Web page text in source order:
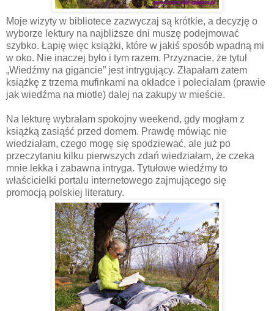
Moje wizyty w bibliotece zazwyczaj są krótkie, a decyzję o
wyborze lektury na najbliższe dni muszę podejmować
szybko. Łapię więc książki, które w jakiś sposób wpadną mi
w oko. Nie inaczej było i tym razem. Przyznacie, że tytuł
„Wiedźmy na gigancie” jest intrygujący. Złapałam zatem
książkę z trzema mufinkami na okładce i poleciałam (prawie
jak wiedźma na miotle) dalej na zakupy w mieście.
Na lekturę wybrałam spokojny weekend, gdy mogłam z
książką zasiąść przed domem. Prawdę mówiąc nie
wiedziałam, czego mogę się spodziewać, ale już po
przeczytaniu kilku pierwszych zdań wiedziałam, że czeka
mnie lekka i zabawna intryga. Tytułowe wiedźmy to
właścicielki portalu internetowego zajmującego się
promocją polskiej literatury.